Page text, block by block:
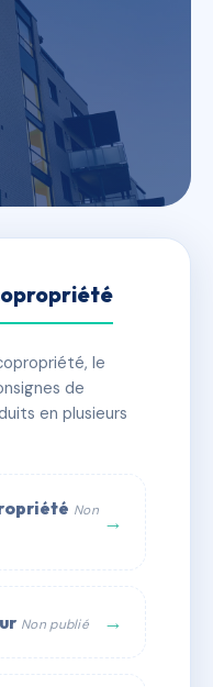
🏗 1 bâtiment(s)
le
de
en plusieurs
Non →
Non publié →